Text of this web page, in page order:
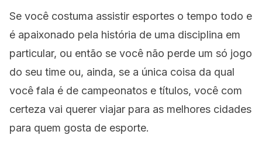
Se você costuma assistir esportes o tempo todo e
é apaixonado pela história de uma disciplina em
particular, ou então se você não perde um só jogo
do seu time ou, ainda, se a única coisa da qual
você fala é de campeonatos e títulos, você com
certeza vai querer viajar para as melhores cidades
para quem gosta de esporte.